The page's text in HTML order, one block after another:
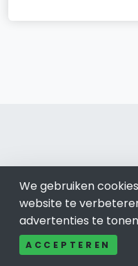
Bel ons: 085-04 10 177
Contact
Adverteren
Over ons
We gebruiken
website te
advertenties te
ACCEPTEREN